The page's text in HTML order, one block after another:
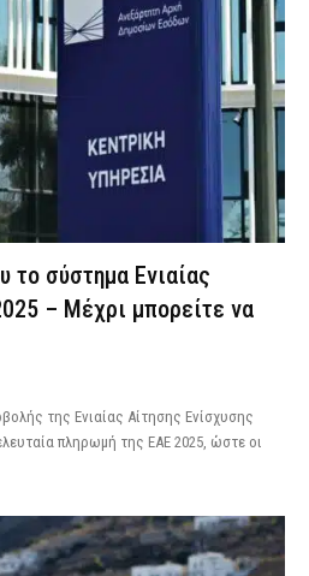
το σύστημα Ενιαίας
– Μέχρι μπορείτε να
της Ενιαίας Αίτησης Ενίσχυσης
πληρωμή της ΕΑΕ 2025, ώστε οι